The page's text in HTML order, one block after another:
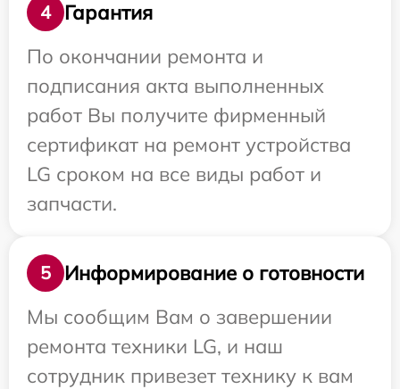
4
Гарантия
По окончании ремонта и
подписания акта выполненных
работ Вы получите фирменный
сертификат на ремонт устройства
LG сроком на все виды работ и
запчасти.
5
Информирование о готовности
Мы сообщим Вам о завершении
ремонта техники LG, и наш
сотрудник привезет технику к вам